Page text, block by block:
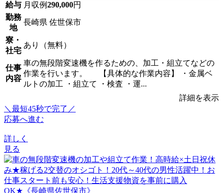
給与 月収例290,000円
勤務
地
長崎県 佐世保市
寮・
社宅
あり（無料）
仕事
内容
車の無段階変速機を作るための、加工・組立てなどの
作業を行います。 【具体的な作業内容】 ・金属ベ
ルトの加工 ・組立て ・検査 ・運...
詳細を表示
＼最短45秒で完了／
応募へ進む
詳しく
見る